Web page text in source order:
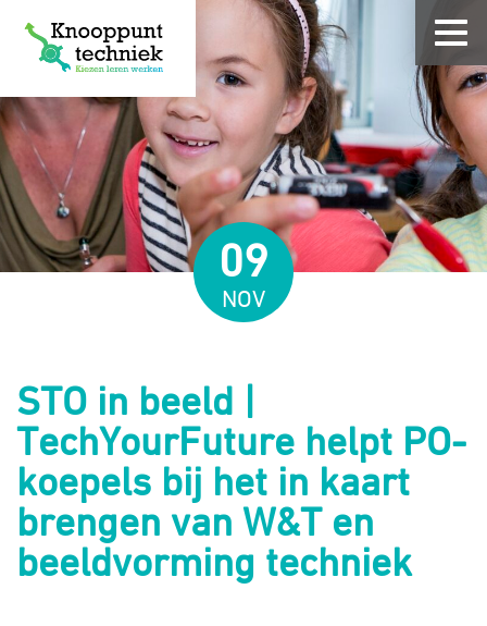
09
NOV
STO in beeld |
TechYourFuture helpt PO-
koepels bij het in kaart
brengen van W&T en
beeldvorming techniek